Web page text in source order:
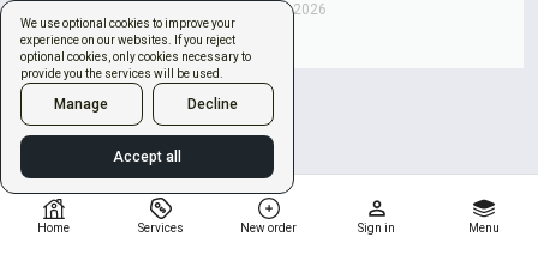
We use optional cookies to improve your
experience on our websites. If you reject
optional cookies, only cookies necessary to
provide you the services will be used.
Manage Decline
Accept all
Home Services New order Sign in Menu
Copyright © 2026